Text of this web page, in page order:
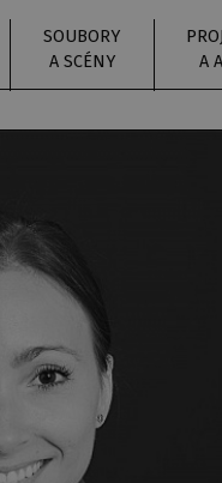
SOUBORY
A SCÉNY
A